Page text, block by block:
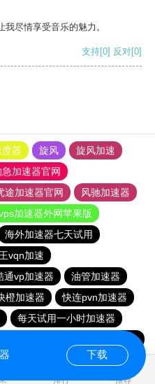
尽情享受音乐的魅力。
支持[0] 反对[0]
器 旋风
旋风加速
急加速器官网
途加速器官网
风驰加速器
加速器外网苹果版
海外加速器七天试用
vqn加速
通vp加速器
油管加速器
橙加速器
快连pvn加速器
每天试用一小时加速器
186下载站
排行 推荐
下载
0.077042s